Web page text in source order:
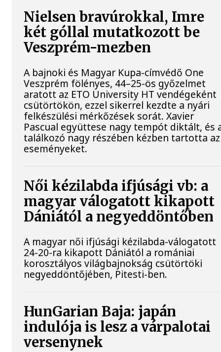
Nielsen bravúrokkal, Imre
két góllal mutatkozott be
Veszprém-mezben
A bajnoki és Magyar Kupa-címvédő One
Veszprém fölényes, 44–25-ös győzelmet
aratott az ETO University HT vendégeként
csütörtökön, ezzel sikerrel kezdte a nyári
felkészülési mérkőzések sorát. Xavier
Pascual együttese nagy tempót diktált, és
találkozó nagy részében kézben tartotta az
eseményeket.
Női kézilabda ifjúsági vb: a
magyar válogatott kikapott
Dániától a negyeddöntőben
A magyar női ifjúsági kézilabda-válogatott
24-20-ra kikapott Dániától a romániai
korosztályos világbajnokság csütörtöki
negyeddöntőjében, Pitesti-ben.
HunGarian Baja: japán
indulója is lesz a várpalotai
versenynek